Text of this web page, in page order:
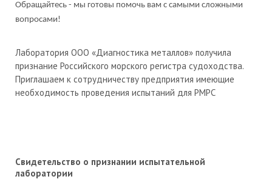
Обращайтесь - мы готовы помочь вам с самыми сложными
вопросами!
Лаборатория ООО «Диагностика металлов» получила
признание Российского морского регистра судоходства.
Приглашаем к сотрудничеству предприятия имеющие
необходимость проведения испытаний для РМРС
Свидетельство о признании испытательной
лаборатории